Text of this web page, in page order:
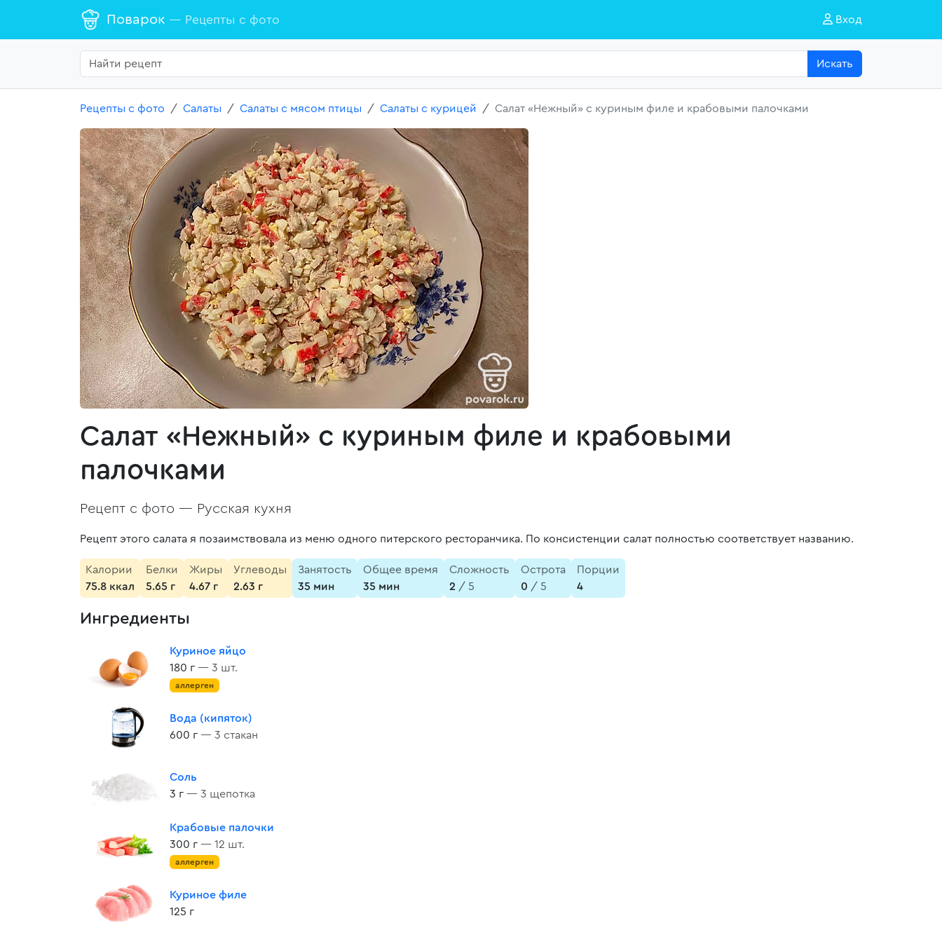
Поварок — Рецепты с фото Вход
Искать
Рецепты с фото Салаты Салаты с мясом птицы Салаты с курицей Салат «Нежный» с куриным филе и крабовыми палочками
Салат «Нежный» с куриным филе и крабовыми
палочками
Рецепт с фото — Русская кухня
Рецепт этого салата я позаимствовала из меню одного питерского ресторанчика. По консистенции салат полностью соответствует названию.
Калории
75.8 ккал
Белки
5.65 г
Жиры
4.67 г
Углеводы
2.63 г
Занятость
35 мин
Общее время
35 мин
Сложность
2 / 5
Острота
0 / 5
Порции
4
Ингредиенты
Куриное яйцо
180 г — 3 шт.
аллерген
Вода (кипяток)
600 г — 3 стакан
Соль
3 г — 3 щепотка
Крабовые палочки
300 г — 12 шт.
аллерген
Куриное филе
125 г